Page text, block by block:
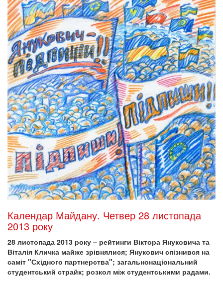
Календар Майдану. Четвер 28 листопада
2013 року
28 листопада 2013 року – рейтинги Віктора Януковича та
Віталія Кличка майже зрівнялися; Янукович спізнився на
саміт "Східного партнерства"; загальнонаціональний
студентський страйк; розкол між студентськими радами.